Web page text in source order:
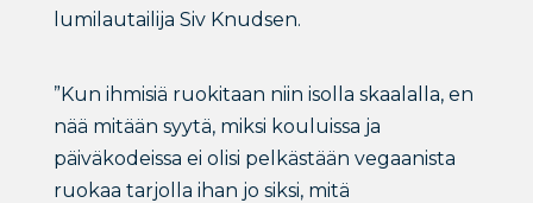
lumilautailija Siv Knudsen.
”Kun ihmisiä ruokitaan niin isolla skaalalla, en
nää mitään syytä, miksi kouluissa ja
päiväkodeissa ei olisi pelkästään vegaanista
ruokaa tarjolla ihan jo siksi, mitä